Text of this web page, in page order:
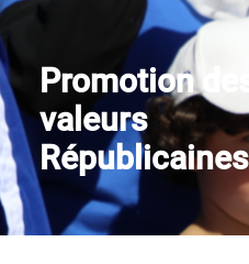
Nous contacter
Promotion des
valeurs
Républicaines